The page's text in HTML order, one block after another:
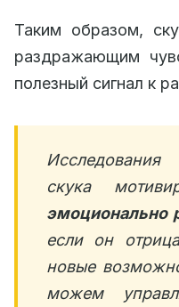
Таким образом,
раздражающим
полезный сигнал к
скука
эмоционально
если он
новые
можем